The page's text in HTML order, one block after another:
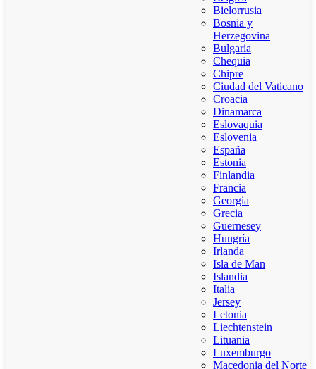
Bielorrusia
Bosnia y
Herzegovina
Bulgaria
Chequia
Chipre
Ciudad del Vaticano
Croacia
Dinamarca
Eslovaquia
Eslovenia
España
Estonia
Finlandia
Francia
Georgia
Grecia
Guernesey
Hungría
Irlanda
Isla de Man
Islandia
Italia
Jersey
Letonia
Liechtenstein
Lituania
Luxemburgo
Macedonia del Norte